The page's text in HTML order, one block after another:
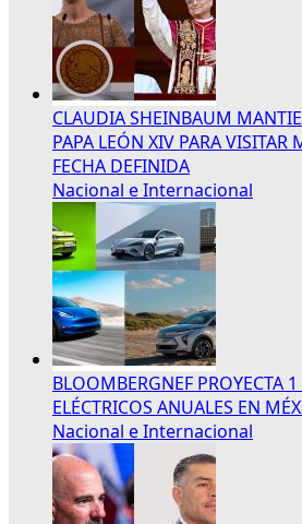
CLAUDIA SHEINBAUM
PAPA LEÓN XIV PARA VISITAR
FECHA DEFINIDA
Nacional e Internacional
BLOOMBERGNEF PROYECTA
ELÉCTRICOS ANUALES EN
Nacional e Internacional